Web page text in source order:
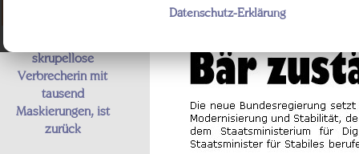
Datenschutz-Erklärung
skrupellose
Verbrecherin mit
tausend
Maskierungen, ist
zurück